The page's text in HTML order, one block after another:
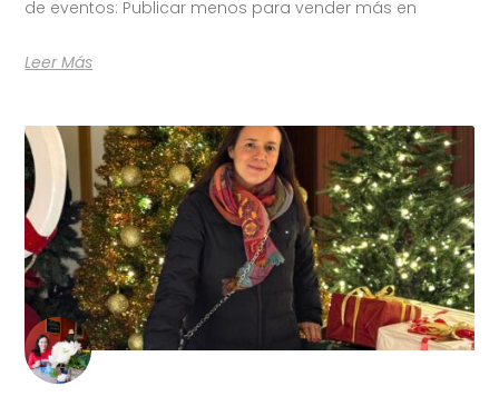
de eventos: Publicar menos para vender más en
Leer Más